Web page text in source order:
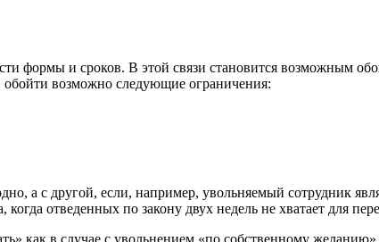
формы и сроков. В этой связи становится возможным
обойти возможно следующие ограничения:
а с другой, если, например, увольняемый сотрудник
отведенных по закону двух недель не хватает для
как в случае с увольнением «по собственному